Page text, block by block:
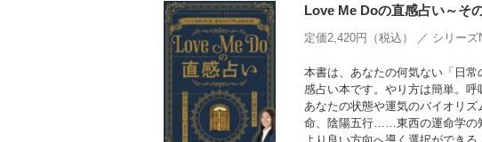
Love Me Doの直感占い～そ
定価2,420円（税込） ／ シリー
本書は、あなたの何気ない「日
感占い本です。やり方は簡単。
あなたの状態や運気のバイオリ
命、陰陽五行……東西の運命学の